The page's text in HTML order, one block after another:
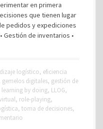
en primera
que tienen lugar
pedidos y expediciones
Gestión de inventarios •
logístico, eficiencia
gemelos digitales, gestión de
learning by doing, LLOG,
, role-playing,
, toma de decisiones,